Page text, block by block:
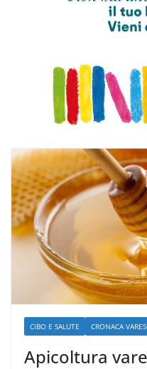
CIBO E SALUTE CRONACA
Apicoltura